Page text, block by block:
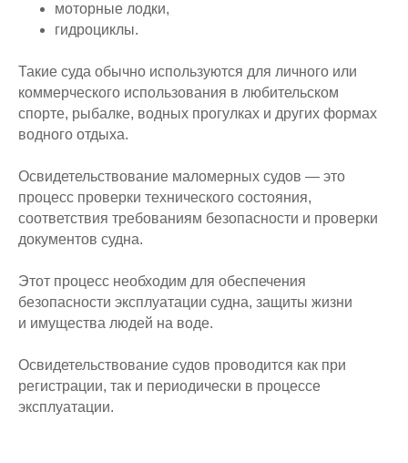
моторные лодки,
гидроциклы.
Такие суда обычно используются для личного или
коммерческого использования в любительском
спорте, рыбалке, водных прогулках и других формах
водного отдыха.
Освидетельствование маломерных судов — это
процесс проверки технического состояния,
соответствия требованиям безопасности и проверки
документов судна.
Этот процесс необходим для обеспечения
безопасности эксплуатации судна, защиты жизни
и имущества людей на воде.
Освидетельствование судов проводится как при
регистрации, так и периодически в процессе
эксплуатации.